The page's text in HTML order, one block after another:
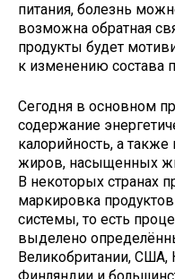
питания, болезнь
возможна обратная
продукты будет
к изменению состава
Сегодня в основном
содержание
калорийность, а
жиров, насыщенных
В некоторых странах
маркировка
системы, то есть
выделено
Великобритании, США,